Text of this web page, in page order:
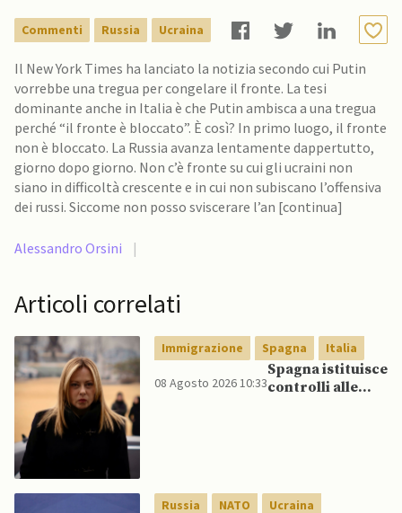
Commenti Russia Ucraina
Il New York Times ha lanciato la notizia secondo cui Putin
vorrebbe una tregua per congelare il fronte. La tesi
dominante anche in Italia è che Putin ambisca a una tregua
perché “il fronte è bloccato”. È così? In primo luogo, il fronte
non è bloccato. La Russia avanza lentamente dappertutto,
giorno dopo giorno. Non c’è fronte su cui gli ucraini non
siano in difficoltà crescente e in cui non subiscano l’offensiva
dei russi. Siccome non posso sviscerare l’an [continua]
Alessandro Orsini |
Articoli correlati
Immigrazione Spagna Italia
08 Agosto 2026 10:33
Spagna istituisce
controlli alle
spagnoli
Russia NATO Ucraina